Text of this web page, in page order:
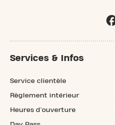
Services & Infos
Service clientèle
Règlement intérieur
Heures d'ouverture